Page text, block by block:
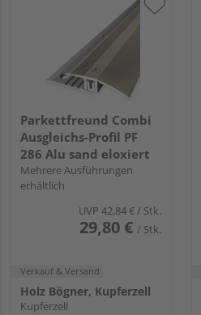
Parkettfreund Combi
Ausgleichs-Profil PF
286 Alu sand eloxiert
Mehrere Ausführungen
erhältlich
UVP 42,84 €/ Stk.
29,80 € / Stk.
Verkauf & Versand
Holz Bögner, Kupferzell
Kupferzell